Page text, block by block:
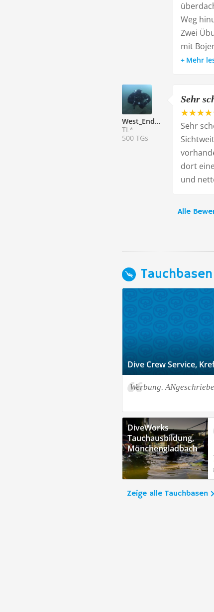
Weg
Zwei
mit
Mehr
West_End_Diver
TL*
500 TGs
Sehr
Sehr
dort
und
Alle
Dive Crew Service,
Werbung.
DiveWorks
Tauchausbildung,
Mönchengladbach
Zeige alle Tauchbasen